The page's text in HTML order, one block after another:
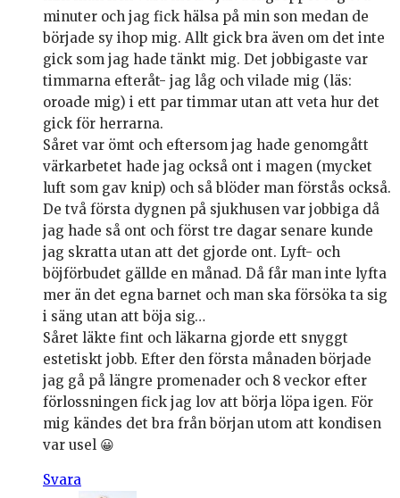
minuter och jag fick hälsa på min son medan de
började sy ihop mig. Allt gick bra även om det inte
gick som jag hade tänkt mig. Det jobbigaste var
timmarna efteråt- jag låg och vilade mig (läs:
oroade mig) i ett par timmar utan att veta hur det
gick för herrarna.
Såret var ömt och eftersom jag hade genomgått
värkarbetet hade jag också ont i magen (mycket
luft som gav knip) och så blöder man förstås också.
De två första dygnen på sjukhusen var jobbiga då
jag hade så ont och först tre dagar senare kunde
jag skratta utan att det gjorde ont. Lyft- och
böjförbudet gällde en månad. Då får man inte lyfta
mer än det egna barnet och man ska försöka ta sig
i säng utan att böja sig…
Såret läkte fint och läkarna gjorde ett snyggt
estetiskt jobb. Efter den första månaden började
jag gå på längre promenader och 8 veckor efter
förlossningen fick jag lov att börja löpa igen. För
mig kändes det bra från början utom att kondisen
var usel 😀
Svara